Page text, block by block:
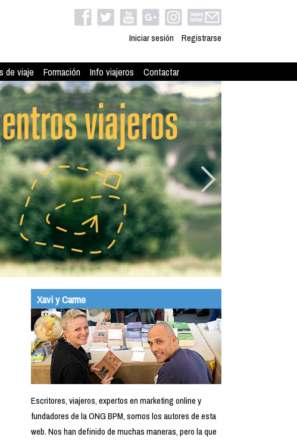
Iniciar sesión Registrarse
de viaje Formación Info viajeros Contactar
Xavi y Carme
Escritores, viajeros, expertos en marketing online y
fundadores de la ONG BPM, somos los autores de esta
web. Nos han definido de muchas maneras, pero la que